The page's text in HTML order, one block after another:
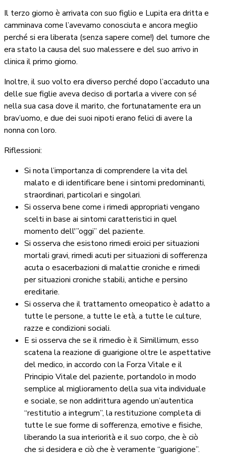
Il terzo giorno è arrivata con suo figlio e Lupita era dritta e
camminava come l’avevamo conosciuta e ancora meglio
perché si era liberata (senza sapere come!) del tumore che
era stato la causa del suo malessere e del suo arrivo in
clinica il primo giorno.
Inoltre, il suo volto era diverso perché dopo l’accaduto una
delle sue figlie aveva deciso di portarla a vivere con sé
nella sua casa dove il marito, che fortunatamente era un
brav’uomo, e due dei suoi nipoti erano felici di avere la
nonna con loro.
Riflessioni:
Si nota l’importanza di comprendere la vita del
malato e di identificare bene i sintomi predominanti,
straordinari, particolari e singolari.
Si osserva bene come i rimedi appropriati vengano
scelti in base ai sintomi caratteristici in quel
momento dell'”oggi” del paziente.
Si osserva che esistono rimedi eroici per situazioni
mortali gravi, rimedi acuti per situazioni di sofferenza
acuta o esacerbazioni di malattie croniche e rimedi
per situazioni croniche stabili, antiche e persino
ereditarie.
Si osserva che il trattamento omeopatico è adatto a
tutte le persone, a tutte le età, a tutte le culture,
razze e condizioni sociali.
E si osserva che se il rimedio è il Simillimum, esso
scatena la reazione di guarigione oltre le aspettative
del medico, in accordo con la Forza Vitale e il
Principio Vitale del paziente, portandolo in modo
semplice al miglioramento della sua vita individuale
e sociale, se non addirittura agendo un’autentica
“restitutio a integrum”, la restituzione completa di
tutte le sue forme di sofferenza, emotive e fisiche,
liberando la sua interiorità e il suo corpo, che è ciò
che si desidera e ciò che è veramente “guarigione”.